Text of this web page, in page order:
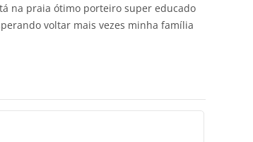
na praia ótimo porteiro super educado
voltar mais vezes minha família